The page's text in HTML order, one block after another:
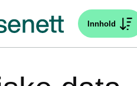
Innhold